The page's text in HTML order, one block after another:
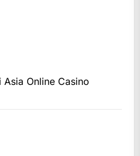
Online Casino